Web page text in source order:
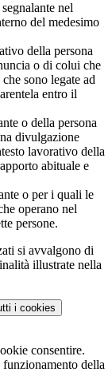
nel
del medesimo
della persona
o di colui che
sono legate ad
entro il
o della persona
divulgazione
lavorativo della
abituale e
o per i quali le
operano nel
persone.
si avvalgono di
illustrate nella
i cookies
consentire.
della